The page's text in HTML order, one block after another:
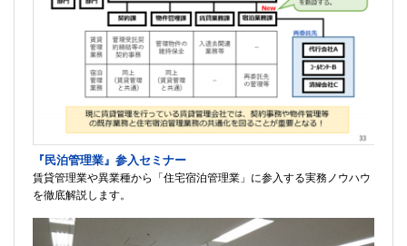
『民泊管理業』参入セミナー
賃貸管理業や異業種から「住宅宿泊管理業」に参入する実務ノウハウ
を徹底解説します。